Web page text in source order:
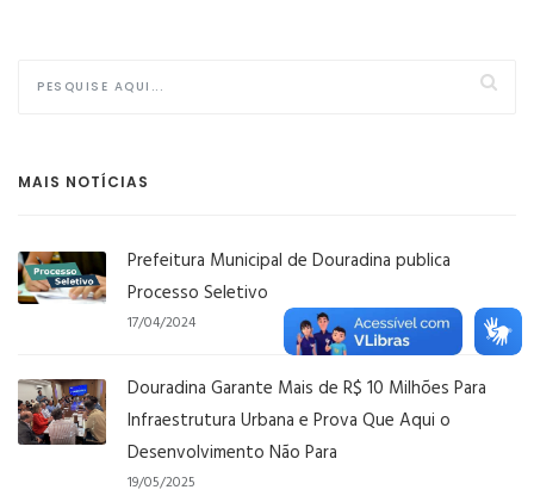
MAIS NOTÍCIAS
Prefeitura Municipal de Douradina publica
Processo Seletivo
17/04/2024
Douradina Garante Mais de R$ 10 Milhões Para
Infraestrutura Urbana e Prova Que Aqui o
Desenvolvimento Não Para
19/05/2025